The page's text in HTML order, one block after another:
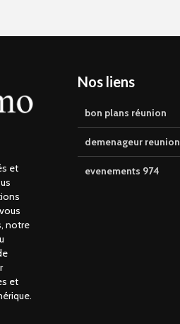
et
notre
et
Nos liens
bon plans réunion
demenageur reunion
evenements 974